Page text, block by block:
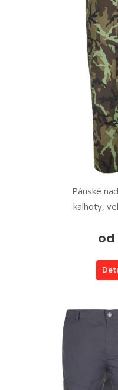
Pánské
kalhoty,
od